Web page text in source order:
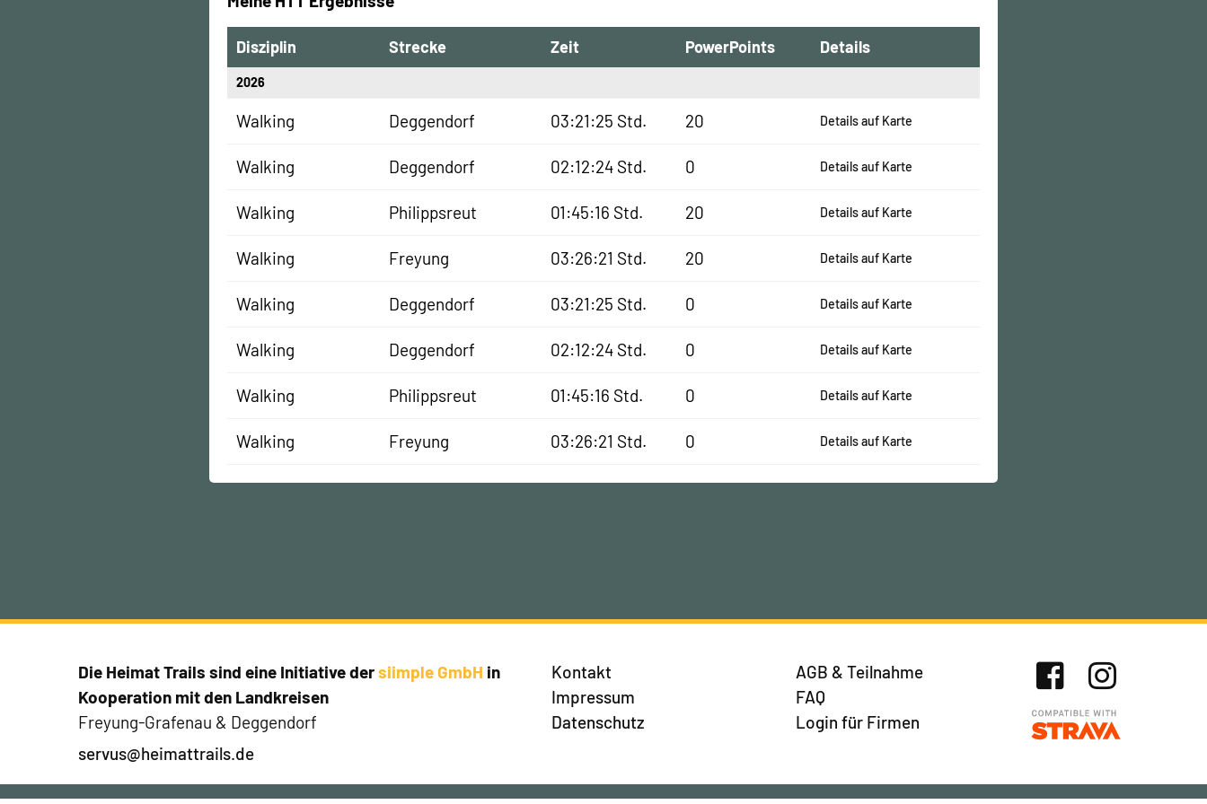
Disziplin Strecke Zeit PowerPoints Details
2026
Walking Deggendorf 03:21:25 Std. 20 Details auf Karte
Walking Deggendorf 02:12:24 Std. 0 Details auf Karte
Walking Philippsreut 01:45:16 Std. 20 Details auf Karte
Walking Freyung 03:26:21 Std. 20 Details auf Karte
Walking Deggendorf 03:21:25 Std. 0 Details auf Karte
Walking Deggendorf 02:12:24 Std. 0 Details auf Karte
Walking Philippsreut 01:45:16 Std. 0 Details auf Karte
Walking Freyung 03:26:21 Std. 0 Details auf Karte
Die Heimat Trails sind eine Initiative dersiimple GmbH in
Kooperation mit den Landkreisen
Freyung-Grafenau & Deggendorf
servus@heimattrails.de
Kontakt
Impressum
Datenschutz
AGB & Teilnahme
FAQ
Login für Firmen